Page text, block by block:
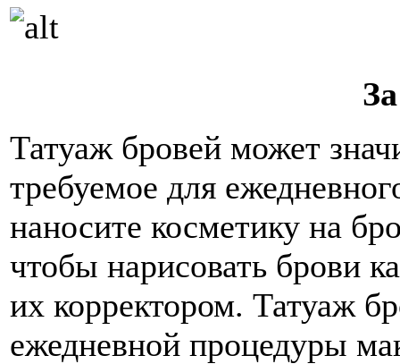
Татуаж бровей может
требуемое для
наносите косметику на
чтобы нарисовать брови
их корректором. Татуаж
ежедневной процедуры